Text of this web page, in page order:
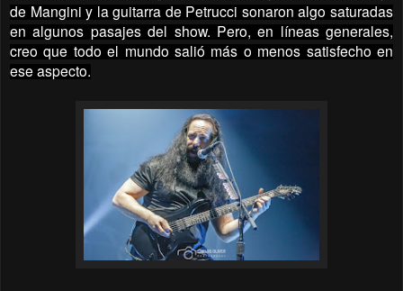
de Mangini y la guitarra de Petrucci sonaron algo saturadas
en algunos pasajes del show. Pero, en líneas generales,
creo que todo el mundo salió más o menos satisfecho en
ese aspecto.